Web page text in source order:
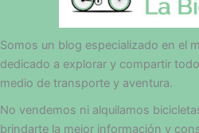
Somos un blog especializado en el
dedicado a explorar y compartir
medio de transporte y aventura.
No vendemos ni alquilamos
brindarte la mejor información y